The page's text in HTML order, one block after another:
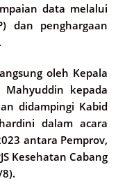
data melalui
dan penghargaan
oleh Kepala
Mahyuddin kepada
didampingi Kabid
dalam acara
antara Pemprov,
Kesehatan Cabang